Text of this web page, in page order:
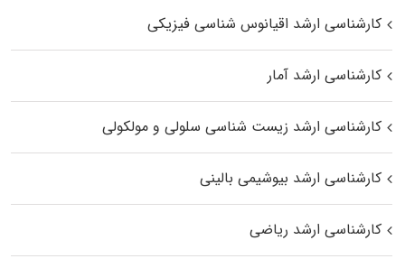
کارشناسی ارشد اقیانوس‌ شناسی فیزیکی
کارشناسی ارشد آمار
کارشناسی ارشد زیست شناسی سلولی و مولکولی
کارشناسی ارشد بیوشیمی بالینی
کارشناسی ارشد ریاضی